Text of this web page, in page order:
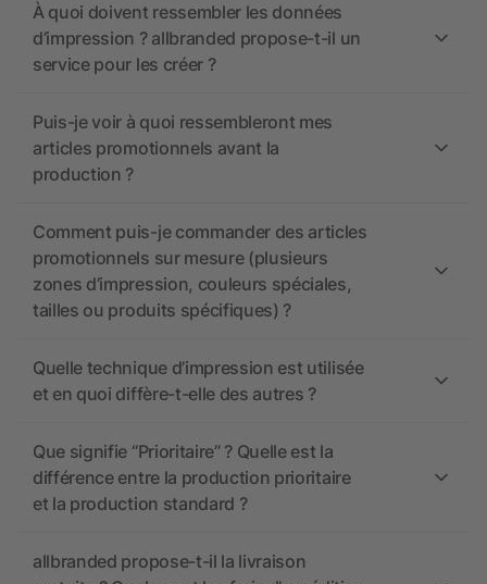
À quoi doivent ressembler les données
d’impression ? allbranded propose-t-il un
service pour les créer ?
Puis-je voir à quoi ressembleront mes
articles promotionnels avant la
production ?
Comment puis-je commander des articles
promotionnels sur mesure (plusieurs
zones d’impression, couleurs spéciales,
tailles ou produits spécifiques) ?
Quelle technique d’impression est utilisée
et en quoi diffère-t-elle des autres ?
Que signifie “Prioritaire” ? Quelle est la
différence entre la production prioritaire
et la production standard ?
allbranded propose-t-il la livraison